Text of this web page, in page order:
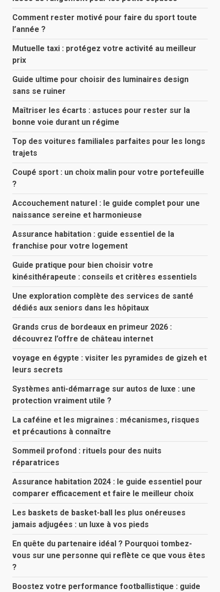
Comment rester motivé pour faire du sport toute
l’année ?
Mutuelle taxi : protégez votre activité au meilleur
prix
Guide ultime pour choisir des luminaires design
sans se ruiner
Maîtriser les écarts : astuces pour rester sur la
bonne voie durant un régime
Top des voitures familiales parfaites pour les longs
trajets
Coupé sport : un choix malin pour votre portefeuille
?
Accouchement naturel : le guide complet pour une
naissance sereine et harmonieuse
Assurance habitation : guide essentiel de la
franchise pour votre logement
Guide pratique pour bien choisir votre
kinésithérapeute : conseils et critères essentiels
Une exploration complète des services de santé
dédiés aux seniors dans les hôpitaux
Grands crus de bordeaux en primeur 2026 :
découvrez l’offre de château internet
voyage en égypte : visiter les pyramides de gizeh et
leurs secrets
Systèmes anti-démarrage sur autos de luxe : une
protection vraiment utile ?
La caféine et les migraines : mécanismes, risques
et précautions à connaître
Sommeil profond : rituels pour des nuits
réparatrices
Assurance habitation 2024 : le guide essentiel pour
comparer efficacement et faire le meilleur choix
Les baskets de basket-ball les plus onéreuses
jamais adjugées : un luxe à vos pieds
En quête du partenaire idéal ? Pourquoi tombez-
vous sur une personne qui reflète ce que vous êtes
?
Boostez votre performance footballistique : guide